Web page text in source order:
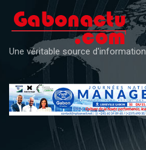
content
Une véritable source d'information